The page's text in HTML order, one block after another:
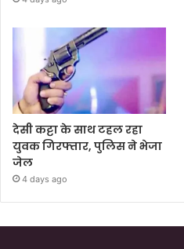
देसी कट्टा के साथ टहल रहा
युवक गिरफ्तार, पुलिस ने भेजा
जेल
4 days ago